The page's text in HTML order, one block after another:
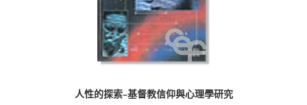
人性的探索–基督教信仰與心理學研究